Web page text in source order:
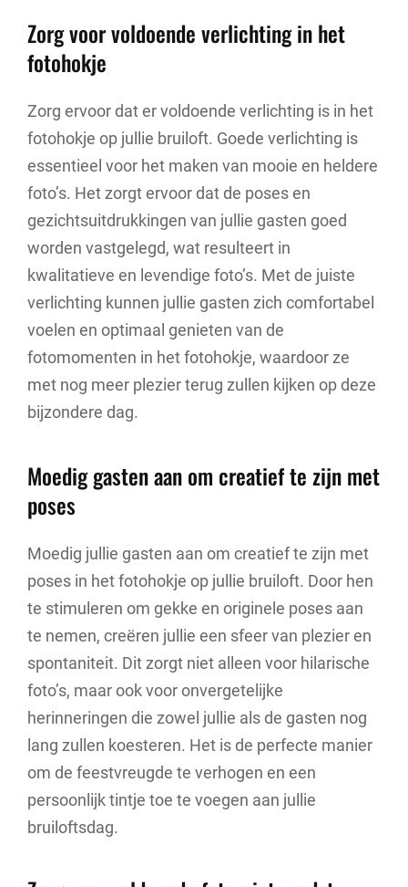
Zorg voor voldoende verlichting in het
fotohokje
Zorg ervoor dat er voldoende verlichting is in het
fotohokje op jullie bruiloft. Goede verlichting is
essentieel voor het maken van mooie en heldere
foto’s. Het zorgt ervoor dat de poses en
gezichtsuitdrukkingen van jullie gasten goed
worden vastgelegd, wat resulteert in
kwalitatieve en levendige foto’s. Met de juiste
verlichting kunnen jullie gasten zich comfortabel
voelen en optimaal genieten van de
fotomomenten in het fotohokje, waardoor ze
met nog meer plezier terug zullen kijken op deze
bijzondere dag.
Moedig gasten aan om creatief te zijn met
poses
Moedig jullie gasten aan om creatief te zijn met
poses in het fotohokje op jullie bruiloft. Door hen
te stimuleren om gekke en originele poses aan
te nemen, creëren jullie een sfeer van plezier en
spontaniteit. Dit zorgt niet alleen voor hilarische
foto’s, maar ook voor onvergetelijke
herinneringen die zowel jullie als de gasten nog
lang zullen koesteren. Het is de perfecte manier
om de feestvreugde te verhogen en een
persoonlijk tintje toe te voegen aan jullie
bruiloftsdag.